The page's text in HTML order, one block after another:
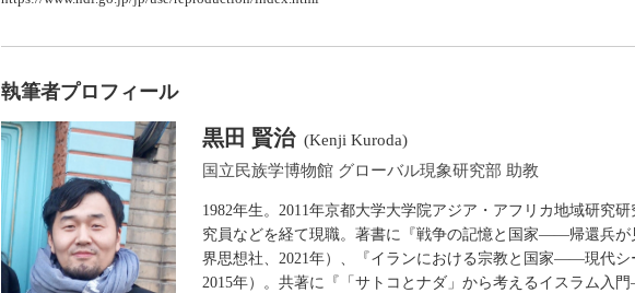
執筆者プロフィール
黒田 賢治 (Kenji Kuroda)
国立民族学博物館 グローバル現象研究部 助教
1982年生。2011年京都大学大学院アジア・アフリカ地域研究
究員などを経て現職。著書に『戦争の記憶と国家——帰還兵が
界思想社、2021年）、『イランにおける宗教と国家——現代シ
2015年）。共著に『「サトコとナダ」から考えるイスラム入